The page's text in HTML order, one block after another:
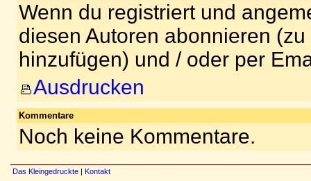
Wenn du registriert und
diesen Autoren abonnieren
hinzufügen) und / oder per
Ausdrucken
Kommentare
Noch keine Kommentare.
Das Kleingedruckte | Kontakt